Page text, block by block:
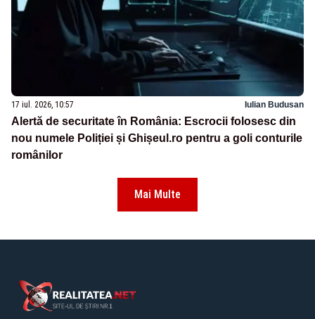
17 iul. 2026, 10:57 Iulian Budusan
Alertă de securitate în România: Escrocii folosesc din
nou numele Poliției și Ghișeul.ro pentru a goli conturile
românilor
Mai Multe